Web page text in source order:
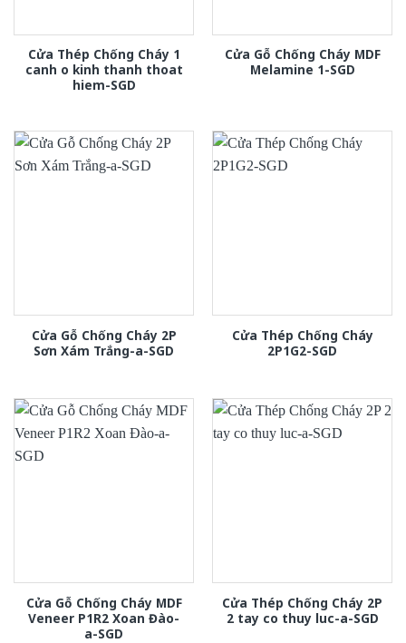
Cửa Thép Chống Cháy 1
canh o kinh thanh thoat
hiem-SGD
Cửa Gỗ Chống Cháy MDF
Melamine 1-SGD
Cửa Gỗ Chống Cháy 2P
Sơn Xám Trắng-a-SGD
Cửa Thép Chống Cháy
2P1G2-SGD
Cửa Gỗ Chống Cháy MDF
Veneer P1R2 Xoan Đào-
a-SGD
Cửa Thép Chống Cháy 2P
2 tay co thuy luc-a-SGD